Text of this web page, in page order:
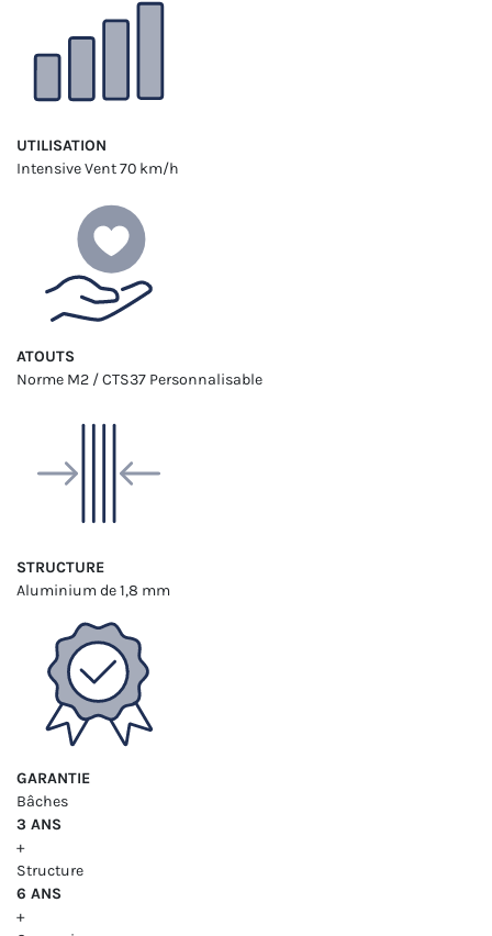
UTILISATION
IntensiveVent 70 km/h
ATOUTS
Norme M2 / CTS37 Personnalisable
STRUCTURE
Aluminiumde 1,8 mm
GARANTIE
Bâches
3 ANS
+
Structure
6 ANS
+